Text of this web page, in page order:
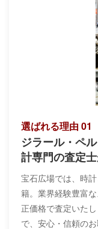
選ばれる理由 01
ジラール・ペ
計専門の査定
宝石広場では、時
籍。業界経験豊富
正価格で査定いた
で、安心・信頼の